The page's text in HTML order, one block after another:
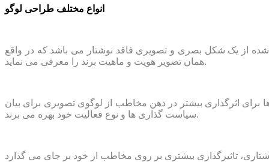
انواع مختلف طراحی لوگو
از یک شکل بصری و تصویری فاقد نوشتار می باشد که در واقع
همان تصویر هویت و ماهیت برند را معرفی می نماید.
اثرگذاری بیشتر در ذهن مخاطب از لوگوی تصویری برای بیان
سیاست ‌گذاری ‌ها و نوع فعالیت خود بهره می برند.